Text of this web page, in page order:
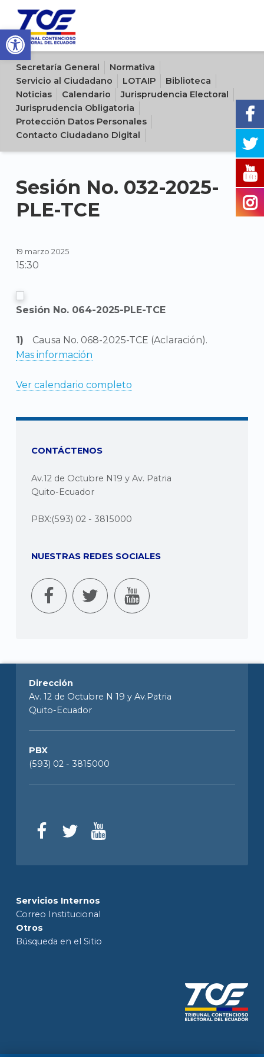
Open toolbar
Sitio oficial del Tribunal Contencioso Electoral del Ecuador
Secretaría General
Normativa
Servicio al Ciudadano
LOTAIP
Biblioteca
Noticias
Calendario
Jurisprudencia Electoral
Jurisprudencia Obligatoria
Protección Datos Personales
Contacto Ciudadano Digital
Sesión No. 032-2025-
PLE-TCE
19 marzo 2025
15:30
Sesión No. 064-2025-PLE-TCE
Causa No. 068-2025-TCE (Aclaración).
Mas información
Ver calendario completo
CONTÁCTENOS
Av.12 de Octubre N19 y Av. Patria
Quito-Ecuador
PBX:(593) 02 - 3815000
NUESTRAS REDES SOCIALES
Dirección
Av. 12 de Octubre N 19 y Av.Patria
Quito-Ecuador
PBX
(593) 02 - 3815000
Servicios Internos
Correo Institucional
Otros
Búsqueda en el Sitio